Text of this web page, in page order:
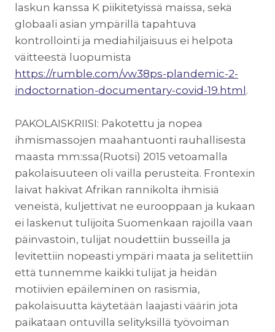
laskun kanssa K piikitetyissä maissa, sekä
globaali asian ympärillä tapahtuva
kontrollointi ja mediahiljaisuus ei helpota
väitteestä luopumista
https://rumble.com/vw38ps-plandemic-2-
indoctornation-documentary-covid-19.html.
PAKOLAISKRIISI: Pakotettu ja nopea
ihmismassojen maahantuonti rauhallisesta
maasta mm:ssa(Ruotsi) 2015 vetoamalla
pakolaisuuteen oli vailla perusteita. Frontexin
laivat hakivat Afrikan rannikolta ihmisiä
veneistä, kuljettivat ne eurooppaan ja kukaan
ei laskenut tulijoita Suomenkaan rajoilla vaan
päinvastoin, tulijat noudettiin busseilla ja
levitettiin nopeasti ympäri maata ja selitettiin
että tunnemme kaikki tulijat ja heidän
motiivien epäileminen on rasismia,
pakolaisuutta käytetään laajasti väärin jota
paikataan ontuvilla selityksillä työvoiman